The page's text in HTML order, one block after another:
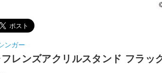
ンガー
レンズアクリルスタンド フラッ